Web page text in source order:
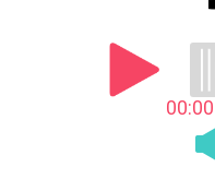
00:00